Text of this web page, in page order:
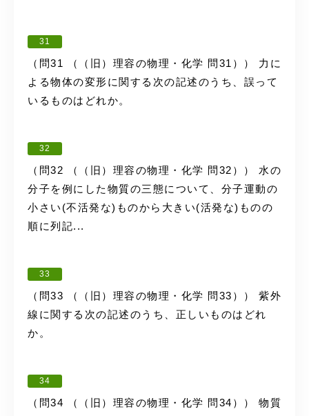
31
（問31 （（旧）理容の物理・化学 問31）） 力に
よる物体の変形に関する次の記述のうち、誤って
いるものはどれか。
32
（問32 （（旧）理容の物理・化学 問32）） 水の
分子を例にした物質の三態について、分子運動の
小さい(不活発な)ものから大きい(活発な)ものの
順に列記...
33
（問33 （（旧）理容の物理・化学 問33）） 紫外
線に関する次の記述のうち、正しいものはどれ
か。
34
（問34 （（旧）理容の物理・化学 問34）） 物質